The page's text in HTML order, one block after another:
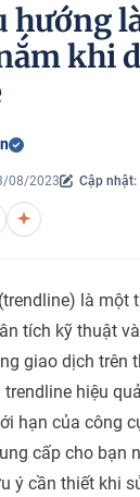
hướng
khi
08/2023 Cập
(trendline) là một
tích kỹ thuật
giao dịch trên
hiệu
hạn của công
cấp cho bạn
ý cần thiết khi